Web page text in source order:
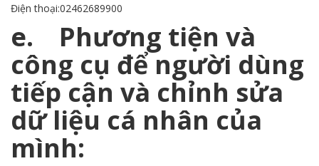
Điện thoại:02462689900
e. Phương tiện và
công cụ để người dùng
tiếp cận và chỉnh sửa
dữ liệu cá nhân của
mình: